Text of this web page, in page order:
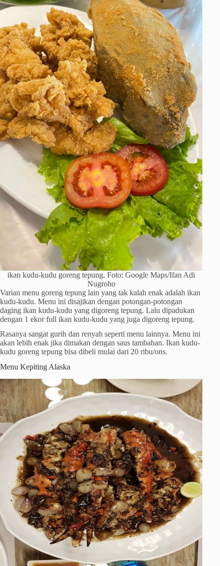
ikan kudu-kudu goreng tepung. Foto: Google Maps/Ifan Adi
Nugroho
Varian menu goreng tepung lain yang tak kalah enak adalah ikan
kudu-kudu. Menu ini disajikan dengan potongan-potongan
daging ikan kudu-kudu yang digoreng tepung. Lalu dipadukan
dengan 1 ekor full ikan kudu-kudu yang juga digoreng tepung.
Rasanya sangat gurih dan renyah seperti menu lainnya. Menu ini
akan lebih enak jika dimakan dengan saus tambahan. Ikan kudu-
kudu goreng tepung bisa dibeli mulai dari 20 ribu/ons.
Menu Kepiting Alaska